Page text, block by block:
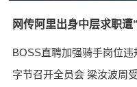
网传阿里出身中层求职
BOSS直聘加强骑手岗位
字节召开全员会 梁汝波周